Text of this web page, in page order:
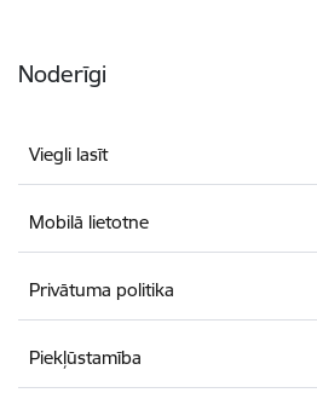
Noderīgi
Viegli lasīt
Mobilā lietotne
Privātuma politika
Piekļūstamība